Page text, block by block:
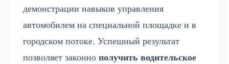
демонстрации навыков управления
автомобилем на специальной площадке и в
городском потоке. Успешный результат
позволяет законно получить водительское